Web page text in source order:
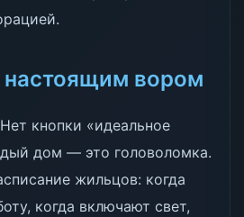
настоящим вором
кнопки «идеальное
дом — это головоломка.
жильцов: когда
когда включают свет,